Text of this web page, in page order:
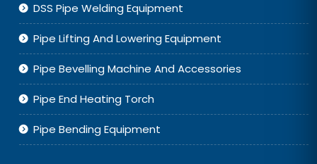
DSS Pipe Welding Equipment
Pipe Lifting And Lowering Equipment
Pipe Bevelling Machine And Accessories
Pipe End Heating Torch
Pipe Bending Equipment